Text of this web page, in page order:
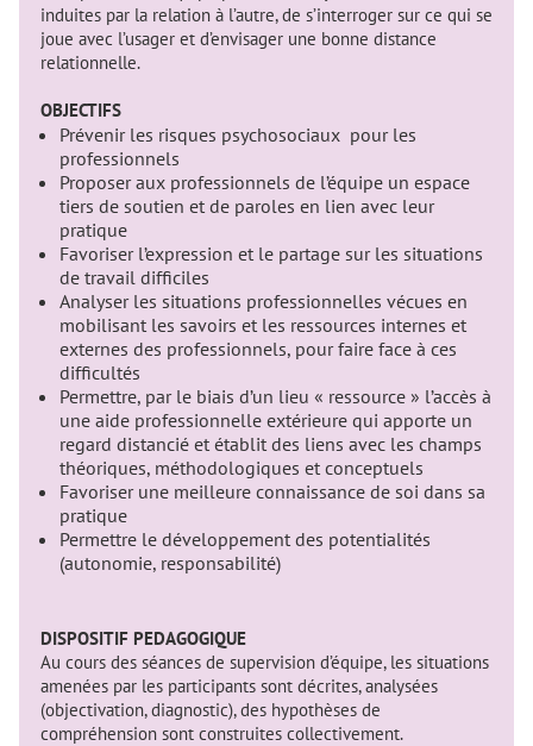
induites par la relation à l’autre, de s’interroger sur ce qui se
joue avec l’usager et d’envisager une bonne distance
relationnelle.
OBJECTIFS
Prévenir les risques psychosociaux pour les
professionnels
Proposer aux professionnels de l’équipe un espace
tiers de soutien et de paroles en lien avec leur
pratique
Favoriser l’expression et le partage sur les situations
de travail difficiles
Analyser les situations professionnelles vécues en
mobilisant les savoirs et les ressources internes et
externes des professionnels, pour faire face à ces
difficultés
Permettre, par le biais d’un lieu « ressource » l’accès à
une aide professionnelle extérieure qui apporte un
regard distancié et établit des liens avec les champs
théoriques, méthodologiques et conceptuels
Favoriser une meilleure connaissance de soi dans sa
pratique
Permettre le développement des potentialités
(autonomie, responsabilité)
DISPOSITIF PEDAGOGIQUE
Au cours des séances de supervision d’équipe, les situations
amenées par les participants sont décrites, analysées
(objectivation, diagnostic), des hypothèses de
compréhension sont construites collectivement.